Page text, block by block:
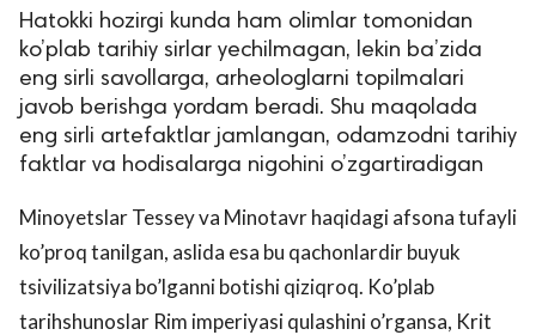
защищены.
Hatokki hozirgi kunda ham olimlar tomonidan
ko’plab tarihiy sirlar yechilmagan, lekin ba’zida
eng sirli savollarga, arheologlarni topilmalari
javob berishga yordam beradi. Shu maqolada
eng sirli artefaktlar jamlangan, odamzodni tarihiy
faktlar va hodisalarga nigohini o’zgartiradigan
Minoyetslar Tessey va Minotavr haqidagi afsona tufayli
ko’proq tanilgan, aslida esa bu qachonlardir buyuk
tsivilizatsiya bo’lganni botishi qiziqroq. Ko’plab
tarihshunoslar Rim imperiyasi qulashini o’rgansa, Krit